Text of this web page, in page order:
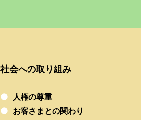
社会への取り組み
人権の尊重
お客さまとの関わり